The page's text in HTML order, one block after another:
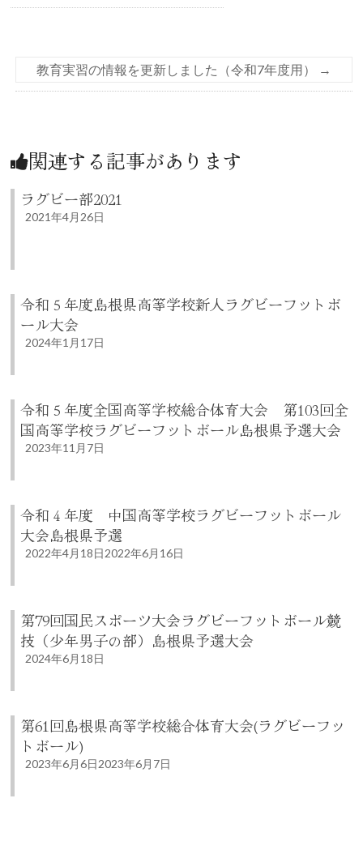
教育実習の情報を更新しました（令和7年度用） →
関連する記事があります
ラグビー部2021
2021年4月26日
令和５年度島根県高等学校新人ラグビーフットボ
ール大会
2024年1月17日
令和５年度全国高等学校総合体育大会 第103回全
国高等学校ラグビーフットボール島根県予選大会
2023年11月7日
令和４年度 中国高等学校ラグビーフットボール
大会島根県予選
2022年4月18日2022年6月16日
第79回国民スポーツ大会ラグビーフットボール競
技（少年男子の部）島根県予選大会
2024年6月18日
第61回島根県高等学校総合体育大会(ラグビーフッ
トボール)
2023年6月6日2023年6月7日